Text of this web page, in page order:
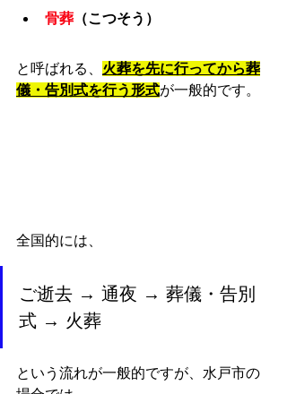
骨葬 （こつそう）
と呼ばれる、 火葬を先に行ってから葬
儀・告別式を行う形式が一般的です。
全国的には、
ご逝去 → 通夜 → 葬儀・告別
式 → 火葬
という流れが一般的ですが、水戸市の